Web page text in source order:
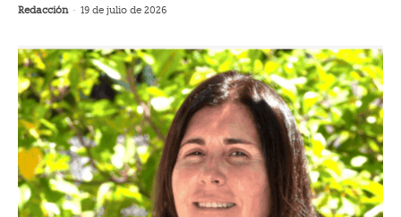
Redacción - 19 de julio de 2026